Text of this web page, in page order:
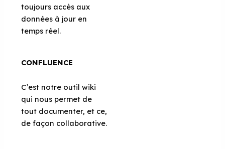
toujours accès aux
données à jour en
temps réel.
CONFLUENCE
C’est notre outil wiki
qui nous permet de
tout documenter, et ce,
de façon collaborative.